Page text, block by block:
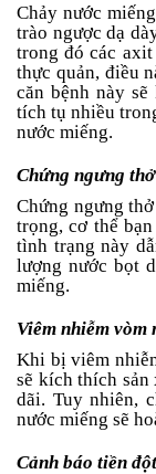
Chảy nước
trào ngược dạ
trong đó các
thực quản, điều
căn bệnh này
tích tụ nhiều
nước miếng.
Chứng ngưng
Chứng ngưng
trọng, cơ thể
tình trạng này
lượng nước bọt
miếng.
Viêm nhiễm vòm
Khi bị viêm
sẽ kích thích sản
dãi. Tuy nhiên,
nước miếng sẽ
Cảnh báo tiền